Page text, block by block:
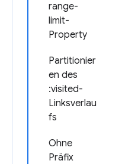
range-
limit-
Property
Partitionier
en des
:visited-
Linksverlau
fs
Ohne
Präfix